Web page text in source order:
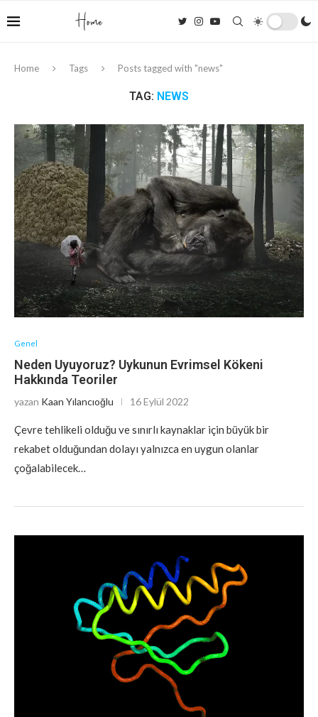
Home Tags Posts tagged with "news"
TAG: NEWS
Genel
Neden Uyuyoruz? Uykunun Evrimsel Kökeni
Hakkında Teoriler
yazan Kaan Yılancıoğlu 16 Eylül 2022
Çevre tehlikeli olduğu ve sınırlı kaynaklar için büyük bir
rekabet olduğundan dolayı yalnızca en uygun olanlar
çoğalabilecek…